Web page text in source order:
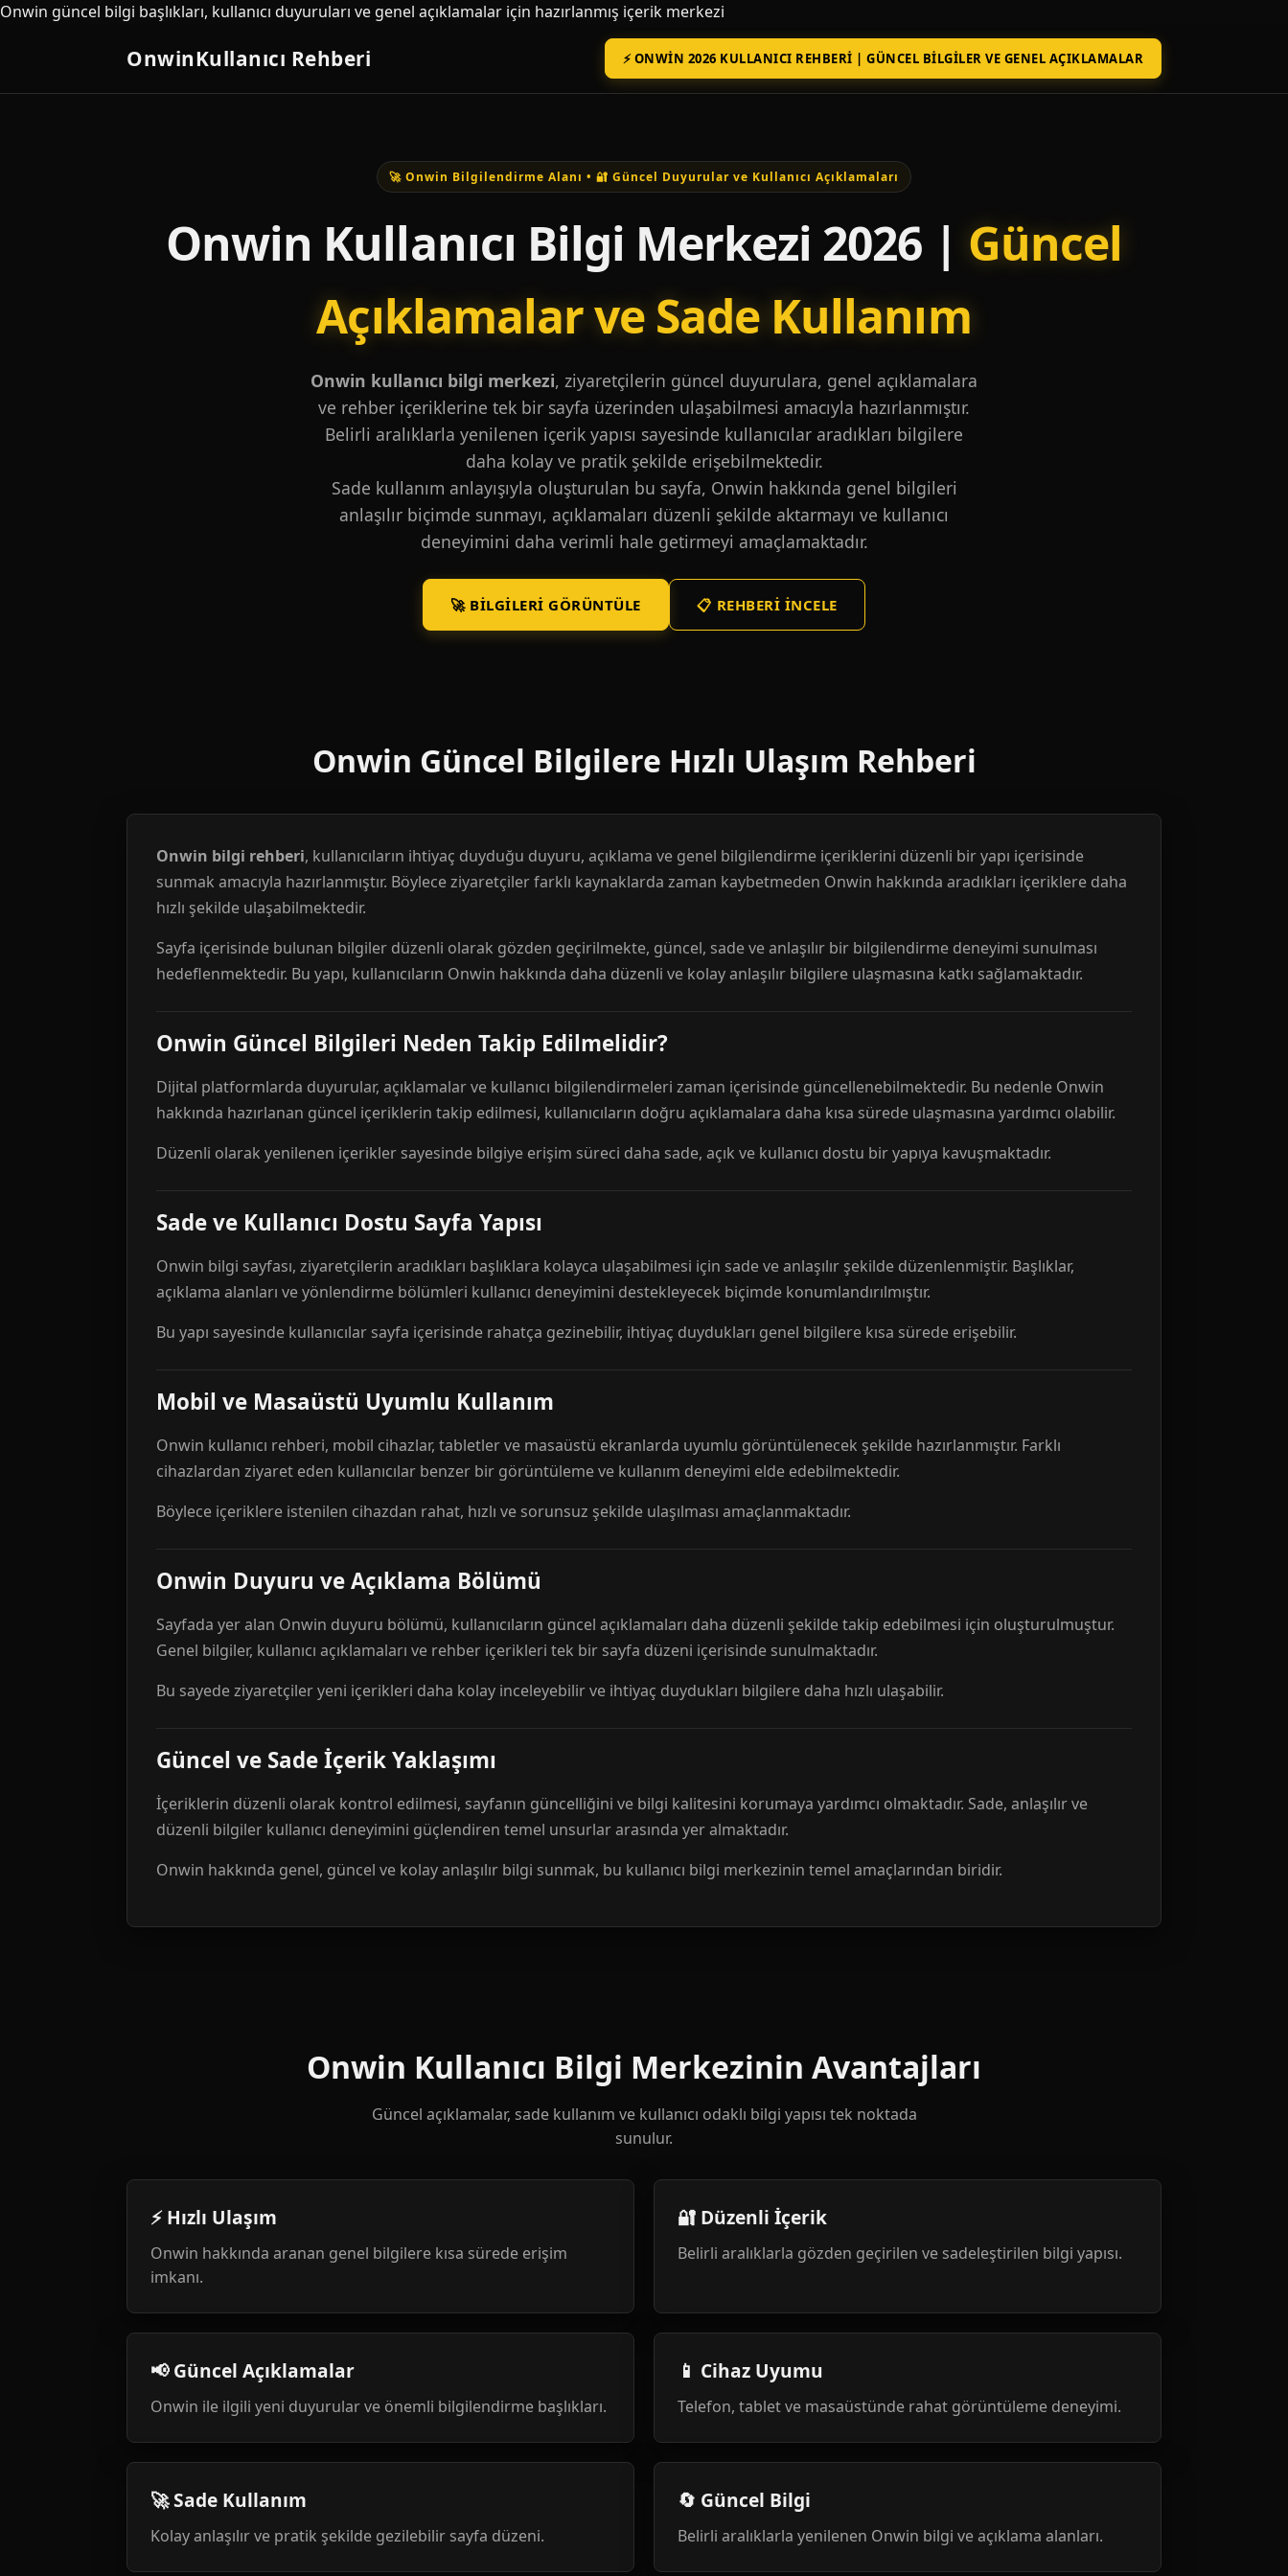
Onwin güncel bilgi başlıkları, kullanıcı duyuruları ve genel açıklamalar için hazırlanmış içerik merkezi
OnwinKullanıcı Rehberi ⚡ ONWIN 2026 KULLANICI REHBERI | GÜNCEL BILGILER VE GENEL AÇIKLAMALAR
🚀 Onwin Bilgilendirme Alanı • 🔐 Güncel Duyurular ve Kullanıcı Açıklamaları
Onwin Kullanıcı Bilgi Merkezi 2026 | Güncel
Açıklamalar ve Sade Kullanım
Onwin kullanıcı bilgi merkezi, ziyaretçilerin güncel duyurulara, genel açıklamalara
ve rehber içeriklerine tek bir sayfa üzerinden ulaşabilmesi amacıyla hazırlanmıştır.
Belirli aralıklarla yenilenen içerik yapısı sayesinde kullanıcılar aradıkları bilgilere
daha kolay ve pratik şekilde erişebilmektedir.
Sade kullanım anlayışıyla oluşturulan bu sayfa, Onwin hakkında genel bilgileri
anlaşılır biçimde sunmayı, açıklamaları düzenli şekilde aktarmayı ve kullanıcı
deneyimini daha verimli hale getirmeyi amaçlamaktadır.
🚀 BILGILERI GÖRÜNTÜLE 📋 REHBERI İNCELE
Onwin Güncel Bilgilere Hızlı Ulaşım Rehberi
Onwin bilgi rehberi, kullanıcıların ihtiyaç duyduğu duyuru, açıklama ve genel bilgilendirme içeriklerini düzenli bir yapı içerisinde
sunmak amacıyla hazırlanmıştır. Böylece ziyaretçiler farklı kaynaklarda zaman kaybetmeden Onwin hakkında aradıkları içeriklere daha
hızlı şekilde ulaşabilmektedir.
Sayfa içerisinde bulunan bilgiler düzenli olarak gözden geçirilmekte, güncel, sade ve anlaşılır bir bilgilendirme deneyimi sunulması
hedeflenmektedir. Bu yapı, kullanıcıların Onwin hakkında daha düzenli ve kolay anlaşılır bilgilere ulaşmasına katkı sağlamaktadır.
Onwin Güncel Bilgileri Neden Takip Edilmelidir?
Dijital platformlarda duyurular, açıklamalar ve kullanıcı bilgilendirmeleri zaman içerisinde güncellenebilmektedir. Bu nedenle Onwin
hakkında hazırlanan güncel içeriklerin takip edilmesi, kullanıcıların doğru açıklamalara daha kısa sürede ulaşmasına yardımcı olabilir.
Düzenli olarak yenilenen içerikler sayesinde bilgiye erişim süreci daha sade, açık ve kullanıcı dostu bir yapıya kavuşmaktadır.
Sade ve Kullanıcı Dostu Sayfa Yapısı
Onwin bilgi sayfası, ziyaretçilerin aradıkları başlıklara kolayca ulaşabilmesi için sade ve anlaşılır şekilde düzenlenmiştir. Başlıklar,
açıklama alanları ve yönlendirme bölümleri kullanıcı deneyimini destekleyecek biçimde konumlandırılmıştır.
Bu yapı sayesinde kullanıcılar sayfa içerisinde rahatça gezinebilir, ihtiyaç duydukları genel bilgilere kısa sürede erişebilir.
Mobil ve Masaüstü Uyumlu Kullanım
Onwin kullanıcı rehberi, mobil cihazlar, tabletler ve masaüstü ekranlarda uyumlu görüntülenecek şekilde hazırlanmıştır. Farklı
cihazlardan ziyaret eden kullanıcılar benzer bir görüntüleme ve kullanım deneyimi elde edebilmektedir.
Böylece içeriklere istenilen cihazdan rahat, hızlı ve sorunsuz şekilde ulaşılması amaçlanmaktadır.
Onwin Duyuru ve Açıklama Bölümü
Sayfada yer alan Onwin duyuru bölümü, kullanıcıların güncel açıklamaları daha düzenli şekilde takip edebilmesi için oluşturulmuştur.
Genel bilgiler, kullanıcı açıklamaları ve rehber içerikleri tek bir sayfa düzeni içerisinde sunulmaktadır.
Bu sayede ziyaretçiler yeni içerikleri daha kolay inceleyebilir ve ihtiyaç duydukları bilgilere daha hızlı ulaşabilir.
Güncel ve Sade İçerik Yaklaşımı
İçeriklerin düzenli olarak kontrol edilmesi, sayfanın güncelliğini ve bilgi kalitesini korumaya yardımcı olmaktadır. Sade, anlaşılır ve
düzenli bilgiler kullanıcı deneyimini güçlendiren temel unsurlar arasında yer almaktadır.
Onwin hakkında genel, güncel ve kolay anlaşılır bilgi sunmak, bu kullanıcı bilgi merkezinin temel amaçlarından biridir.
Onwin Kullanıcı Bilgi Merkezinin Avantajları
Güncel açıklamalar, sade kullanım ve kullanıcı odaklı bilgi yapısı tek noktada
sunulur.
⚡ Hızlı Ulaşım
Onwin hakkında aranan genel bilgilere kısa sürede erişim
imkanı.
🔐 Düzenli İçerik
Belirli aralıklarla gözden geçirilen ve sadeleştirilen bilgi yapısı.
📢 Güncel Açıklamalar
Onwin ile ilgili yeni duyurular ve önemli bilgilendirme başlıkları.
📱 Cihaz Uyumu
Telefon, tablet ve masaüstünde rahat görüntüleme deneyimi.
🚀 Sade Kullanım
Kolay anlaşılır ve pratik şekilde gezilebilir sayfa düzeni.
🔄 Güncel Bilgi
Belirli aralıklarla yenilenen Onwin bilgi ve açıklama alanları.